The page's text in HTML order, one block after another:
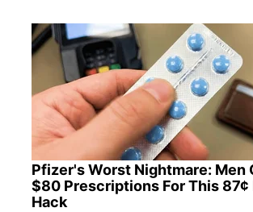
Pfizer's Worst Nightmare: Men
$80 Prescriptions For This 87¢
Hack